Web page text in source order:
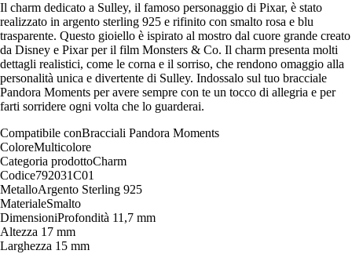
Il charm dedicato a Sulley, il famoso personaggio di Pixar, è stato
realizzato in argento sterling 925 e rifinito con smalto rosa e blu
trasparente. Questo gioiello è ispirato al mostro dal cuore grande creato
da Disney e Pixar per il film Monsters & Co. Il charm presenta molti
dettagli realistici, come le corna e il sorriso, che rendono omaggio alla
personalità unica e divertente di Sulley. Indossalo sul tuo bracciale
Pandora Moments per avere sempre con te un tocco di allegria e per
farti sorridere ogni volta che lo guarderai.
Compatibile conBracciali Pandora Moments
ColoreMulticolore
Categoria prodottoCharm
Codice792031C01
MetalloArgento Sterling 925
MaterialeSmalto
DimensioniProfondità 11,7 mm
Altezza 17 mm
Larghezza 15 mm